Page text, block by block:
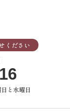
ください
と水曜日